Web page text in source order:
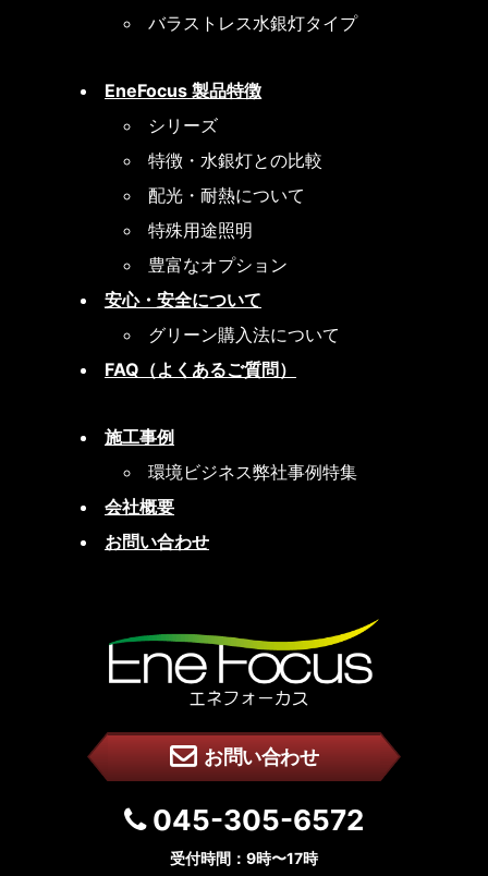
お問い合わせ
045-305-6572
受付時間：9時〜17時
バラストレス水銀灯タイプ
EneFocus 製品特徴
シリーズ
特徴・水銀灯との比較
配光・耐熱について
特殊用途照明
豊富なオプション
安心・安全について
グリーン購入法について
FAQ（よくあるご質問）
施工事例
環境ビジネス弊社事例特集
会社概要
お問い合わせ